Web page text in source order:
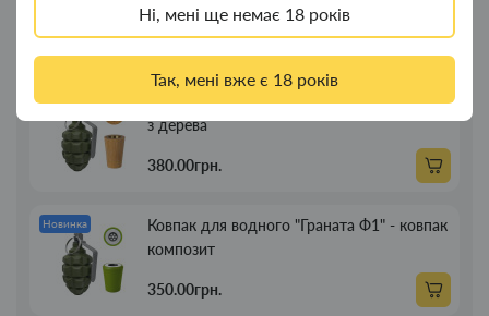
Ні, мені ще немає 18 років
Так, мені вже є 18 років
Новинки Топ продажу
Ковпак для водного "Граната Ф1" - ковпак
з дерева
380.00грн.
Новинка
Ковпак для водного "Граната Ф1" - ковпак
композит
350.00грн.